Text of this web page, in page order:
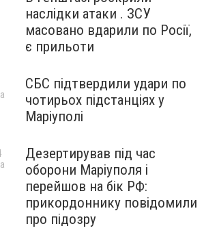
наслідки атаки . ЗСУ
масовано вдарили по Росії,
є прильоти
СБС підтвердили удари по
чотирьох підстанціях у
Маріуполі
Дезертирував під час
оборони Маріуполя і
перейшов на бік РФ:
прикордоннику повідомили
про підозру